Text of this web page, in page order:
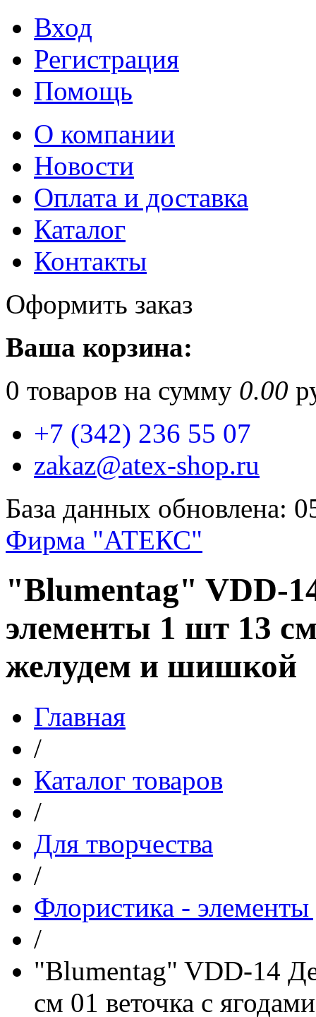
Вход
Регистрация
Помощь
О компании
Новости
Оплата и доставка
Каталог
Контакты
Оформить заказ
Ваша корзина:
0 товаров на сумму 0.00
+7 (342) 236 55 07
zakaz@atex-shop.ru
База данных обновлена:
Фирма "АТЕКС"
"Blumentag" VDD-
элементы 1 шт 13
желудем и шишкой
Главная
/
Каталог товаров
/
Для творчества
/
Флористика - элементы
/
"Blumentag" VDD-14
см 01 веточка с